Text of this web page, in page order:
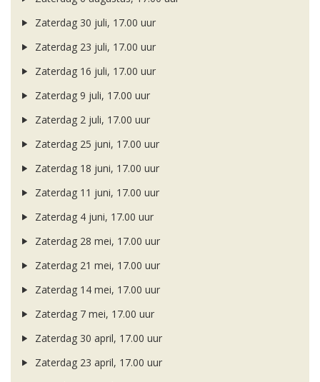
Zaterdag 30 juli, 17.00 uur
Zaterdag 23 juli, 17.00 uur
Zaterdag 16 juli, 17.00 uur
Zaterdag 9 juli, 17.00 uur
Zaterdag 2 juli, 17.00 uur
Zaterdag 25 juni, 17.00 uur
Zaterdag 18 juni, 17.00 uur
Zaterdag 11 juni, 17.00 uur
Zaterdag 4 juni, 17.00 uur
Zaterdag 28 mei, 17.00 uur
Zaterdag 21 mei, 17.00 uur
Zaterdag 14 mei, 17.00 uur
Zaterdag 7 mei, 17.00 uur
Zaterdag 30 april, 17.00 uur
Zaterdag 23 april, 17.00 uur